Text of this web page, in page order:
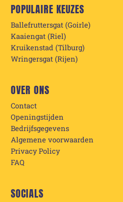
POPULAIRE KEUZES
Ballefruttersgat (Goirle)
Kaaiengat (Riel)
Kruikenstad (Tilburg)
Wringersgat (Rijen)
OVER ONS
Contact
Openingstijden
Bedrijfsgegevens
Algemene voorwaarden
Privacy Policy
FAQ
SOCIALS